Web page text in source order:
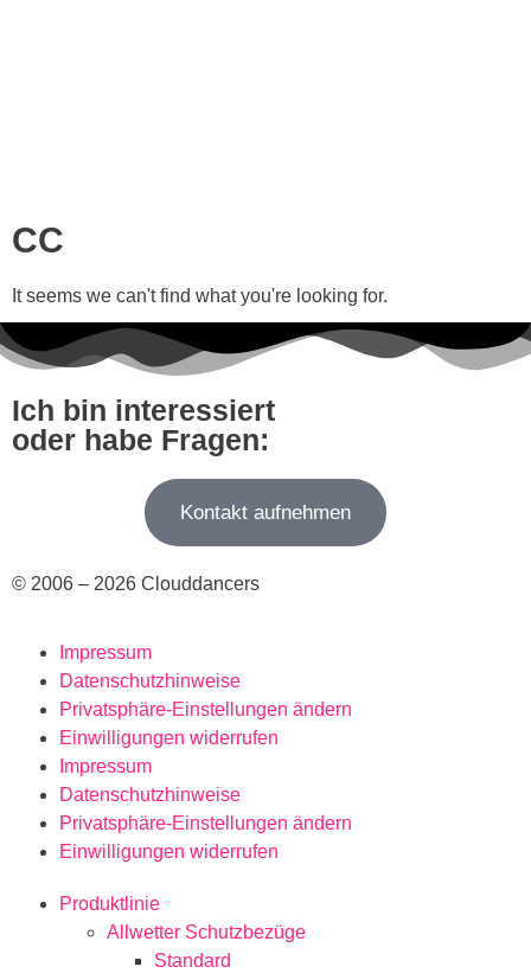
CC
It seems we can't find what you're looking for.
Ich bin interessiert
oder habe Fragen:
Kontakt aufnehmen
© 2006 – 2026 Clouddancers
Impressum
Datenschutzhinweise
Privatsphäre-Einstellungen ändern
Einwilligungen widerrufen
Impressum
Datenschutzhinweise
Privatsphäre-Einstellungen ändern
Einwilligungen widerrufen
Produktlinie
Allwetter Schutzbezüge
Standard